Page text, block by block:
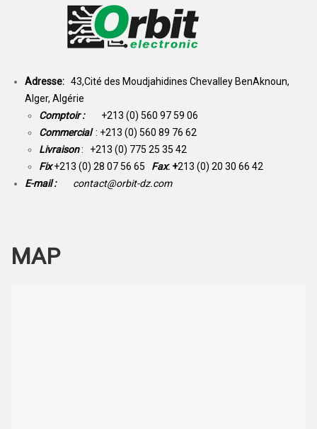
Adresse: 43,Cité des Moudjahidines Chevalley BenAknoun,
Alger, Algérie
Comptoir : +213 (0) 560 97 59 06
Commercial : +213 (0) 560 89 76 62
Livraison: +213 (0) 775 25 35 42
Fix +213 (0) 28 07 56 65 Fax: +213 (0) 20 30 66 42
E-mail :
contact@orbit-dz.com
MAP